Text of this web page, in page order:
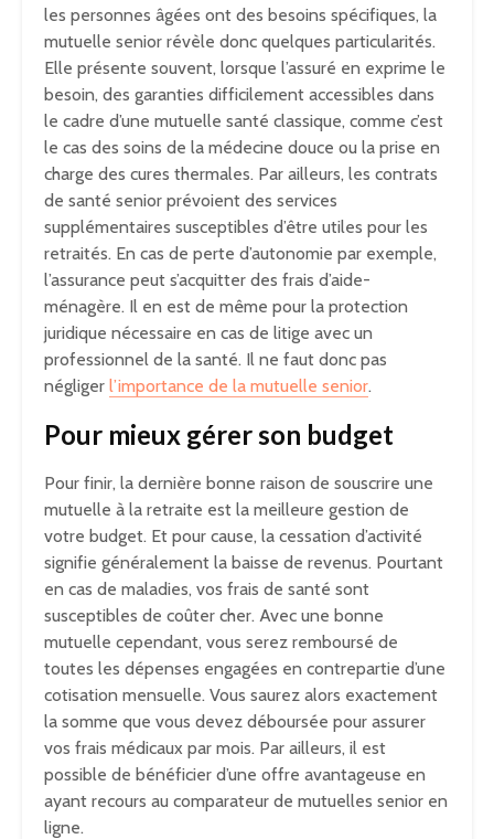
les personnes âgées ont des besoins spécifiques, la
mutuelle senior révèle donc quelques particularités.
Elle présente souvent, lorsque l’assuré en exprime le
besoin, des garanties difficilement accessibles dans
le cadre d’une mutuelle santé classique, comme c’est
le cas des soins de la médecine douce ou la prise en
charge des cures thermales. Par ailleurs, les contrats
de santé senior prévoient des services
supplémentaires susceptibles d’être utiles pour les
retraités. En cas de perte d’autonomie par exemple,
l’assurance peut s’acquitter des frais d’aide-
ménagère. Il en est de même pour la protection
juridique nécessaire en cas de litige avec un
professionnel de la santé. Il ne faut donc pas
négliger l’importance de la mutuelle senior.
Pour mieux gérer son budget
Pour finir, la dernière bonne raison de souscrire une
mutuelle à la retraite est la meilleure gestion de
votre budget. Et pour cause, la cessation d’activité
signifie généralement la baisse de revenus. Pourtant
en cas de maladies, vos frais de santé sont
susceptibles de coûter cher. Avec une bonne
mutuelle cependant, vous serez remboursé de
toutes les dépenses engagées en contrepartie d’une
cotisation mensuelle. Vous saurez alors exactement
la somme que vous devez déboursée pour assurer
vos frais médicaux par mois. Par ailleurs, il est
possible de bénéficier d’une offre avantageuse en
ayant recours au comparateur de mutuelles senior en
ligne.